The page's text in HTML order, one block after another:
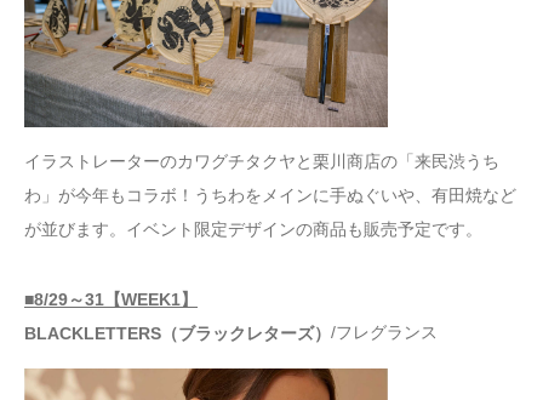
イラストレーターのカワグチタクヤと栗川商店の「来民渋うち
わ」が今年もコラボ！うちわをメインに手ぬぐいや、有田焼など
が並びます。イベント限定デザインの商品も販売予定です。
■8/29～31【WEEK1】
BLACKLETTERS（ブラックレターズ） /フレグランス